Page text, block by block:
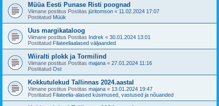
Müüa Eesti Punase Risti poognad
Viimane postitus Postitas jüritomson « 11.02.2024 17:07
Postitatud Müük
Uus margikataloog
Viimane postitus Postitas Indrek « 30.01.2024 13:01
Postitatud Filateeliaalased väljaanded
Wiiralti plokk ja Tormilind
Viimane postitus Postitas majana « 27.01.2024 11:16
Postitatud Ost
Kokkutulekud Tallinnas 2024.aastal
Viimane postitus Postitas majana « 13.01.2024 19:47
Postitatud Filateelia-alased küsimused, vastused ja nõuanded